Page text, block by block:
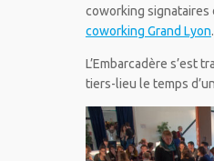
coworking signataires
coworking Grand Lyon.
L’Embarcadère s’est
tiers-lieu le temps